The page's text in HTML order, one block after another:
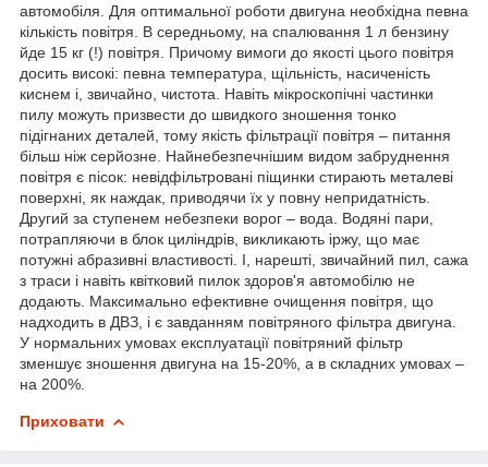
автомобіля. Для оптимальної роботи двигуна необхідна певна
кількість повітря. В середньому, на спалювання 1 л бензину
йде 15 кг (!) повітря. Причому вимоги до якості цього повітря
досить високі: певна температура, щільність, насиченість
киснем і, звичайно, чистота. Навіть мікроскопічні частинки
пилу можуть призвести до швидкого зношення тонко
підігнаних деталей, тому якість фільтрації повітря – питання
більш ніж серйозне. Найнебезпечнішим видом забруднення
повітря є пісок: невідфільтровані піщинки стирають металеві
поверхні, як наждак, приводячи їх у повну непридатність.
Другий за ступенем небезпеки ворог – вода. Водяні пари,
потрапляючи в блок циліндрів, викликають іржу, що має
потужні абразивні властивості. І, нарешті, звичайний пил, сажа
з траси і навіть квітковий пилок здоров'я автомобілю не
додають. Максимально ефективне очищення повітря, що
надходить в ДВЗ, і є завданням повітряного фільтра двигуна.
У нормальних умовах експлуатації повітряний фільтр
зменшує зношення двигуна на 15-20%, а в складних умовах –
на 200%.
Приховати